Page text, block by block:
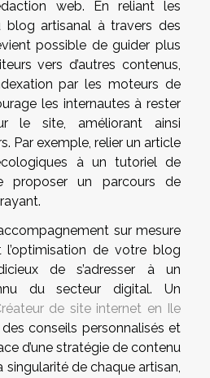
web. En reliant les
blog artisanal à travers des
possible de guider plus
vers d’autres contenus,
par les moteurs de
les internautes à rester
le site, améliorant ainsi
Par exemple, relier un article
à un tutoriel de
proposer un parcours de
sur mesure
l’optimisation de votre blog
de s’adresser à un
du secteur digital. Un
de site internet en Ile
conseils personnalisés et
d’une stratégie de contenu
singularité de chaque artisan,